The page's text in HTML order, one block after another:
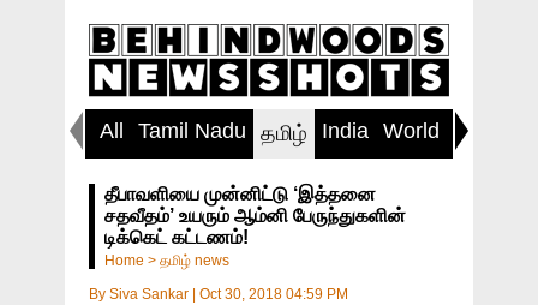
All Tamil Nadu தமிழ் India World
தீபாவளியை முன்னிட்டு ‘இத்தனை
சதவீதம்’ உயரும் ஆம்னி பேருந்துகளின்
டிக்கெட் கட்டணம்!
Home > தமிழ் news
By Siva Sankar Oct 30, 2018 04:59 PM